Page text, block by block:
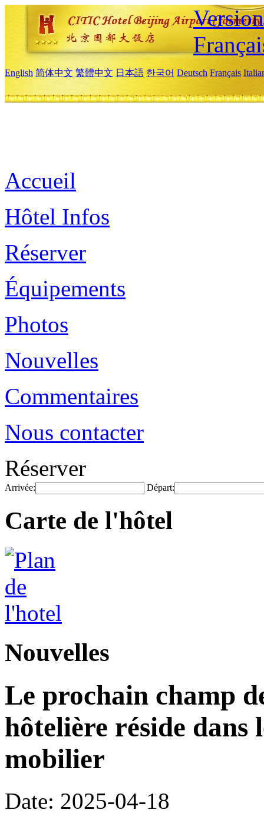
English 简体中文 繁體中文 日本語 한국어 Deutsch Français
Accueil
Hôtel Infos
Réserver
Équipements
Photos
Nouvelles
Commentaires
Nous contacter
Réserver
Arrivée: Départ:
Carte de l'hôtel
Nouvelles
Le prochain champ
hôtelière réside dans
mobilier
Date: 2025-04-18